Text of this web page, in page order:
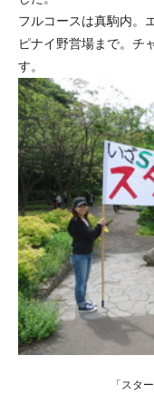
フルコースは真駒内。
ピナイ野営場まで。チ
す。
「スタ